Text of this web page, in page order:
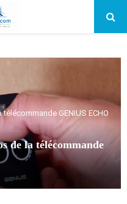
GENIUS ECHO
de la télécommande